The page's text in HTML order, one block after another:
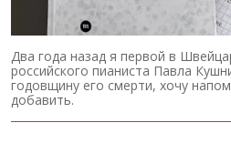
Два года назад я первой в
российского пианиста Павла
годовщину его смерти, хочу
добавить.